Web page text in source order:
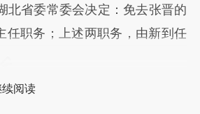
省委常委会决定：免去张晋的
任职务；上述两职务，由新到任
续阅读